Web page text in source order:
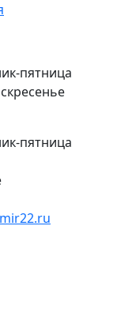
пятница
пятница